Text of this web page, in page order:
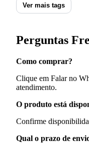
Ver mais tags
Perguntas
Como comprar?
Clique em Falar no
atendimento.
O produto está
Confirme
Qual o prazo de